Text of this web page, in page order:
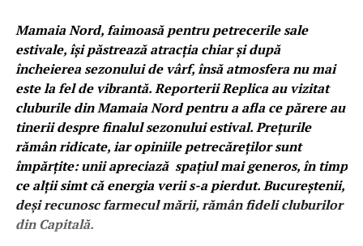
Mamaia Nord, faimoasă pentru petrecerile sale
estivale, își păstrează atracția chiar și după
încheierea sezonului de vârf, însă atmosfera nu mai
este la fel de vibrantă. Reporterii Replica au vizitat
cluburile din Mamaia Nord pentru a afla ce părere au
tinerii despre finalul sezonului estival. Prețurile
rămân ridicate, iar opiniile petrecăreților sunt
împărțite: unii apreciază spațiul mai generos, în timp
ce alții simt că energia verii s-a pierdut. Bucureștenii,
deși recunosc farmecul mării, rămân fideli cluburilor
din Capitală.